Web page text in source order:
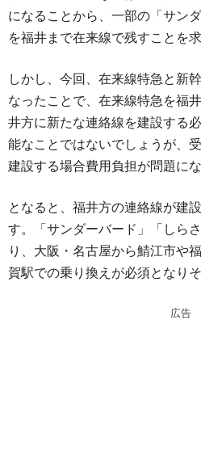
になることから、一部の「サン
を福井まで在来線で残すことを
しかし、今回、在来線特急と新
なったことで、在来線特急を福
井方に新たな連絡線を建設する
能なことではないでしょうが、
建設する場合費用負担が問題にな
となると、福井方の連絡線が建
す。「サンダーバード」「しら
り、大阪・名古屋から鯖江市や
賀駅での乗り換えが必須となりそ
広告